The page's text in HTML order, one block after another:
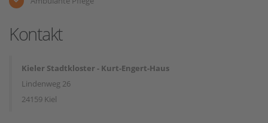
Kontakt
Kieler Stadtkloster - Kurt-Engert-Haus
Lindenweg 26
24159 Kiel